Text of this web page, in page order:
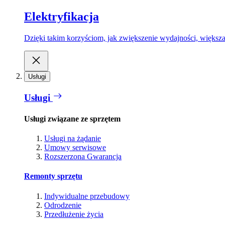
Elektryfikacja
Dzięki takim korzyściom, jak zwiększenie wydajności,
Usługi
Usługi
Usługi związane ze sprzętem
Usługi na żądanie
Umowy serwisowe
Rozszerzona Gwarancja
Remonty sprzętu
Indywidualne przebudowy
Odrodzenie
Przedłużenie życia